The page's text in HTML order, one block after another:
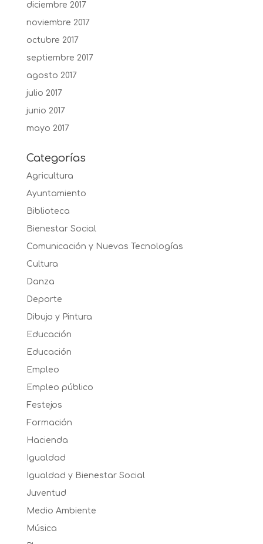
diciembre 2017
noviembre 2017
octubre 2017
septiembre 2017
agosto 2017
julio 2017
junio 2017
mayo 2017
Categorías
Agricultura
Ayuntamiento
Biblioteca
Bienestar Social
Comunicación y Nuevas Tecnologías
Cultura
Danza
Deporte
Dibujo y Pintura
Educación
Educación
Empleo
Empleo público
Festejos
Formación
Hacienda
Igualdad
Igualdad y Bienestar Social
Juventud
Medio Ambiente
Música